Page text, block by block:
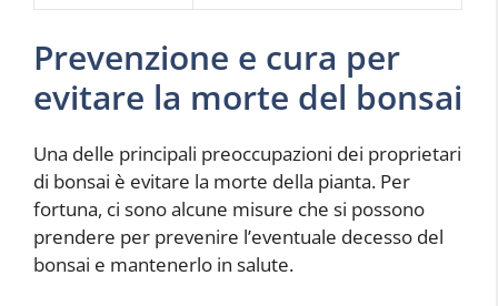
Prevenzione e cura per
evitare la morte del bonsai
Una delle principali preoccupazioni dei proprietari
di bonsai è evitare la morte della pianta. Per
fortuna, ci sono alcune misure che si possono
prendere per prevenire l’eventuale decesso del
bonsai e mantenerlo in salute.